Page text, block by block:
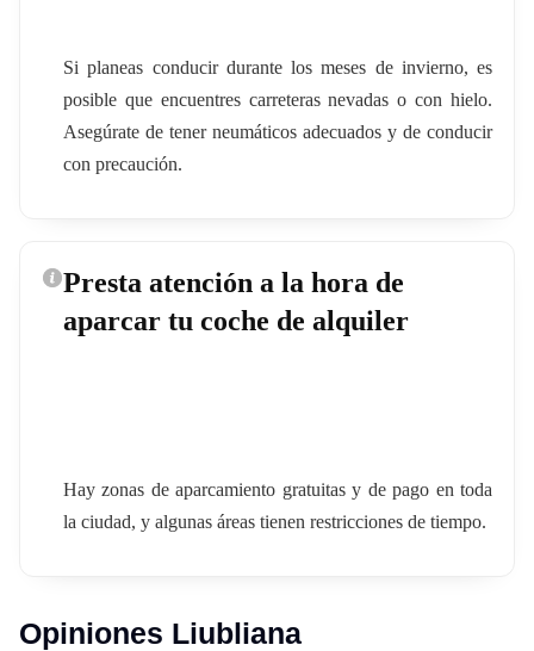
Si planeas conducir durante los meses de invierno, es
posible que encuentres carreteras nevadas o con hielo.
Asegúrate de tener neumáticos adecuados y de conducir
con precaución.
Presta atención a la hora de
aparcar tu coche de alquiler
Hay zonas de aparcamiento gratuitas y de pago en toda
la ciudad, y algunas áreas tienen restricciones de tiempo.
Opiniones Liubliana